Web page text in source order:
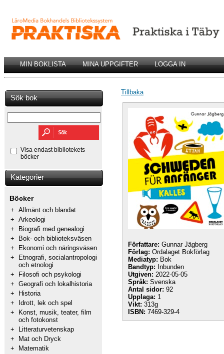
MIN BOKLISTA MINA UPPGIFTER LOGGA IN
Sök bok
Visa endast bibliotekets
böcker
Kategorier
Böcker
+ Allmänt och blandat
+ Arkeologi
+
Biografi med genealogi
+
Bok- och biblioteksväsen
+
Ekonomi och näringsväsen
+
Etnografi, socialantropologi
och etnologi
+
Filosofi och psykologi
+ Geografi och lokalhistoria
+
Historia
+
Idrott, lek och spel
+
Konst, musik, teater, film
och fotokonst
+
Litteraturvetenskap
+
Mat och Dryck
+
Matematik
Tillbaka
Författare: Gunnar Jägberg
Förlag: Ordalaget Bokförlag
Mediatyp: Bok
Bandtyp: Inbunden
Utgiven: 2022-05-05
Språk: Svenska
Antal sidor: 92
Upplaga: 1
Vikt: 313g
ISBN: 7469-329-4